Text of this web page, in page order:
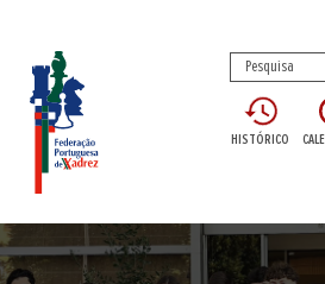
HISTÓRICO